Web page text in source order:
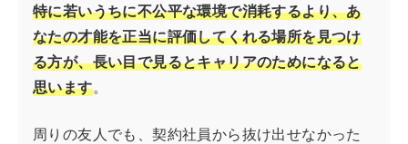
特に若いうちに不公平な環境で消耗するより、あ
なたの才能を正当に評価してくれる場所を見つけ
る方が、長い目で見るとキャリアのためになると
思います。
周りの友人でも、契約社員から抜け出せなかった